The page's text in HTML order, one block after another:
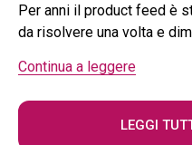
Per anni il product feed è
da risolvere una volta e
Continua a leggere
LEGGI